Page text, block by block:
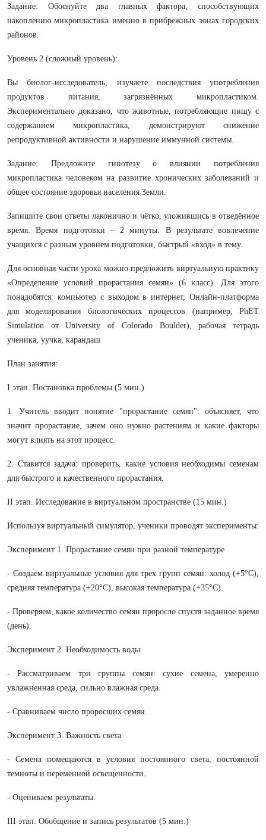
Задание: Обоснуйте два главных фактора, способствующих
накоплению микропластика именно в прибрежных зонах городских
районов.
Уровень 2 (сложный уровень):
Вы биолог-исследователь, изучаете последствия употребления
продуктов питания, загрязнённых микропластиком.
Экспериментально доказано, что животные, потребляющие пищу с
содержанием микропластика, демонстрируют снижение
репродуктивной активности и нарушение иммунной системы.
Задание: Предложите гипотезу о влиянии потребления
микропластика человеком на развитие хронических заболеваний и
общее состояние здоровья населения Земли.
Запишите свои ответы лаконично и чётко, уложившись в отведённое
время. Время подготовки – 2 минуты. В результате вовлечение
учащихся с разным уровнем подготовки, быстрый «вход» в тему.
Для основная части урока можно предложить виртуальную практику
«Определение условий прорастания семян» (6 класс). Для этого
понадобятся: компьютер с выходом в интернет, Онлайн-платформа
для моделирования биологических процессов (например, PhET
Simulation от University of Colorado Boulder), рабочая тетрадь
ученика, уучка, карандаш
План занятия:
I этап. Постановка проблемы (5 мин.)
1. Учитель вводит понятие "прорастание семян": объясняет, что
значит прорастание, зачем оно нужно растениям и какие факторы
могут влиять на этот процесс.
2. Ставится задача: проверить, какие условия необходимы семенам
для быстрого и качественного прорастания.
II этап. Исследование в виртуальном пространстве (15 мин.)
Используя виртуальный симулятор, ученики проводят эксперименты:
Эксперимент 1. Прорастание семян при разной температуре
- Создаем виртуальные условия для трех групп семян: холод (+5°C),
средняя температура (+20°C), высокая температура (+35°C).
- Проверяем, какое количество семян проросло спустя заданное время
(день).
Эксперимент 2. Необходимость воды
- Рассматриваем три группы семян: сухие семена, умеренно
увлажненная среда, сильно влажная среда.
- Сравниваем число проросших семян.
Эксперимент 3. Важность света
- Семена помещаются в условия постоянного света, постоянной
темноты и переменной освещенности.
- Оцениваем результаты.
III этап. Обобщение и запись результатов (5 мин.)